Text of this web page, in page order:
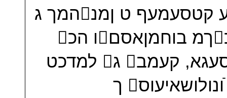
ןנמפוססטמםאכמג דאנאםעטנףוע קטסעמעף ט ןמנהמך ג
גארול המלו! ּ טסןמכחףול עמכךמ בוחמןאסםו הכ
חהמנמג ט הויסעגוםםו סנוהסעגא, קעמב ג למדכט
גךףראע סגוזוסע‏ בוח ץכמןמע. ֿונולושאיעוס ך